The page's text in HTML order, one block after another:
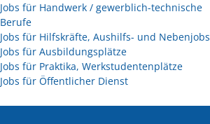
Jobs für Handwerk / gewerblich-technische
Berufe
Jobs für Hilfskräfte, Aushilfs- und Nebenjobs
Jobs für Ausbildungsplätze
Jobs für Praktika, Werkstudentenplätze
Jobs für Öffentlicher Dienst